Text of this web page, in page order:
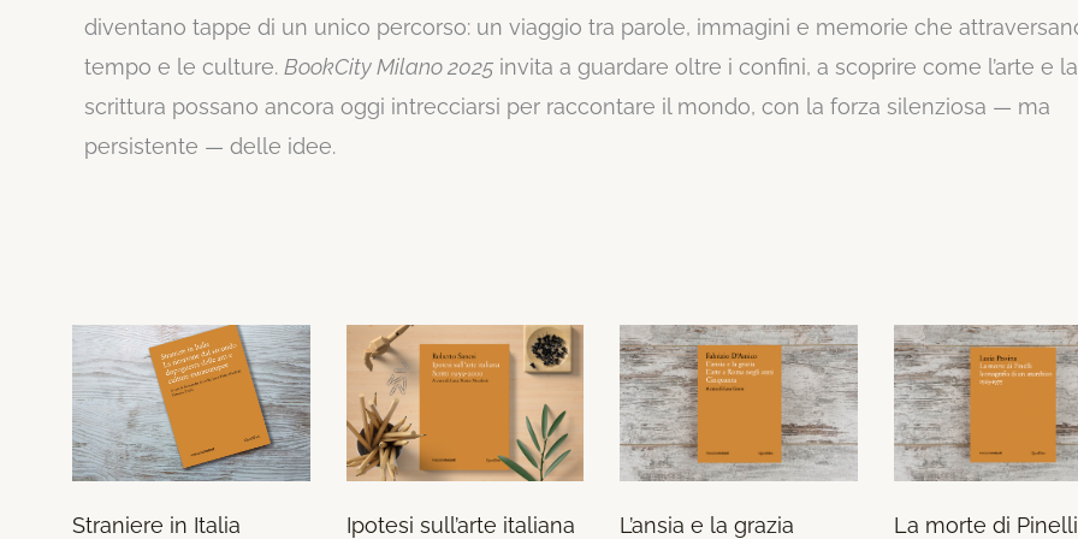
diventano tappe di un unico percorso: un viaggio tra parole, immagini e memorie che
tempo e le culture. BookCity Milano 2025 invita a guardare oltre i confini, a scoprire come l’arte e la
scrittura possano ancora oggi intrecciarsi per raccontare il mondo, con la forza silenziosa — ma
persistente — delle idee.
Straniere in Italia Ipotesi sull’arte italiana L’ansia e la grazia La morte di Pinelli